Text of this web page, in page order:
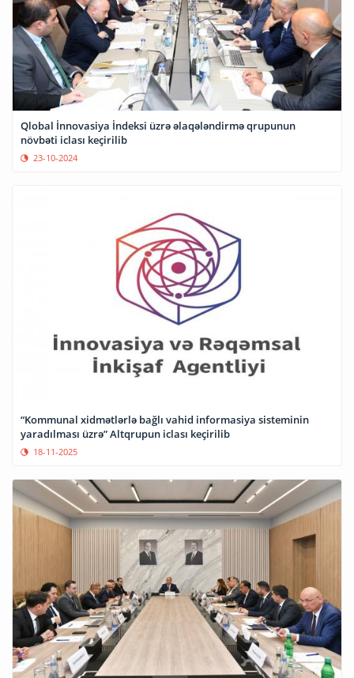
Qlobal İnnovasiya İndeksi üzrə əlaqələndirmə qrupunun
növbəti iclası keçirilib
23-10-2024
“Kommunal xidmətlərlə bağlı vahid informasiya sisteminin
yaradılması üzrə” Altqrupun iclası keçirilib
18-11-2025